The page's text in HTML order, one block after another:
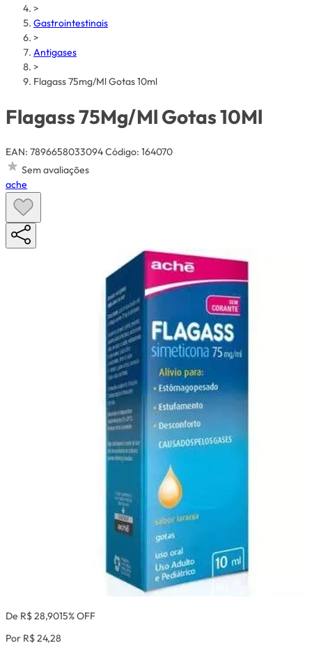
>
Gastrointestinais
>
Antigases
>
Flagass 75mg/Ml Gotas 10ml
Flagass 75Mg/Ml Gotas 10Ml
EAN: 7896658033094Código: 164070
Sem avaliações
ache
De R$ 28,9015% OFF
Por R$ 24,28